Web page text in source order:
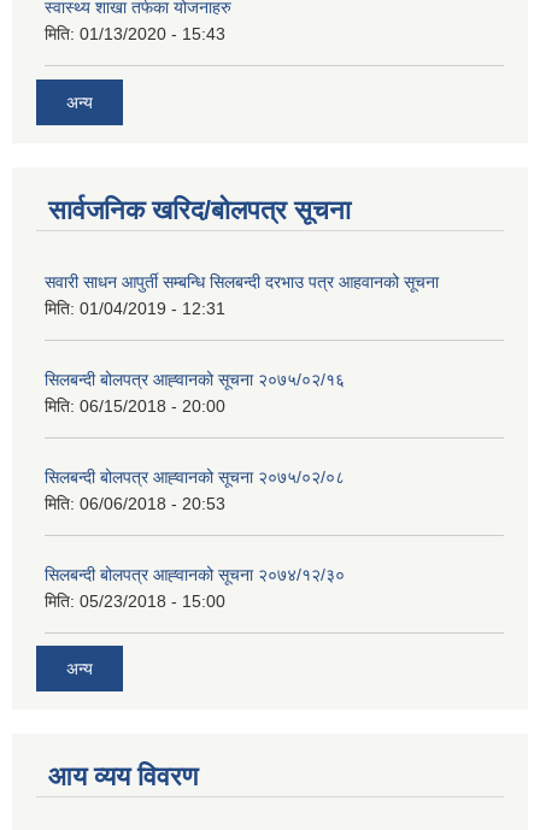
स्वास्थ्य शाखा तर्फका योजनाहरु
मिति: 01/13/2020 - 15:43
अन्य
सार्वजनिक खरिद/बोलपत्र सूचना
सवारी साधन आपुर्ती सम्बन्धि सिलबन्दी दरभाउ पत्र आहवानको सूचना
मिति: 01/04/2019 - 12:31
सिलबन्दी बोलपत्र आह्‍वानको सूचना २०७५/०२/१६
मिति: 06/15/2018 - 20:00
सिलबन्दी बोलपत्र आह्‍वानको सूचना २०७५/०२/०८
मिति: 06/06/2018 - 20:53
सिलबन्दी बोलपत्र आह्‍वानको सूचना २०७४/१२/३०
मिति: 05/23/2018 - 15:00
अन्य
आय व्यय विवरण